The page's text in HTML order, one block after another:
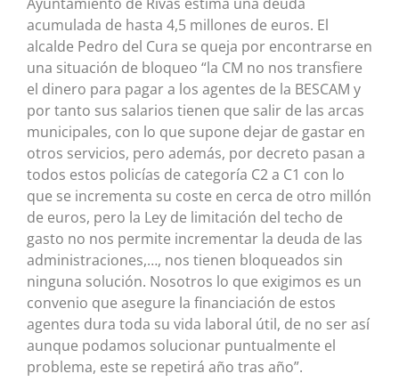
acumulada de hasta 4,5 millones de euros. El
alcalde Pedro del Cura se queja por encontrarse en
una situación de bloqueo “la CM no nos transfiere
el dinero para pagar a los agentes de la BESCAM y
por tanto sus salarios tienen que salir de las arcas
municipales, con lo que supone dejar de gastar en
otros servicios, pero además, por decreto pasan a
todos estos policías de categoría C2 a C1 con lo
que se incrementa su coste en cerca de otro millón
de euros, pero la Ley de limitación del techo de
gasto no nos permite incrementar la deuda de las
administraciones,…, nos tienen bloqueados sin
ninguna solución. Nosotros lo que exigimos es un
convenio que asegure la financiación de estos
agentes dura toda su vida laboral útil, de no ser así
aunque podamos solucionar puntualmente el
problema, este se repetirá año tras año”.